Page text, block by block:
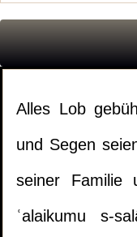
Alles Lob
und Segen
seiner Familie
ʿalaikumu s-